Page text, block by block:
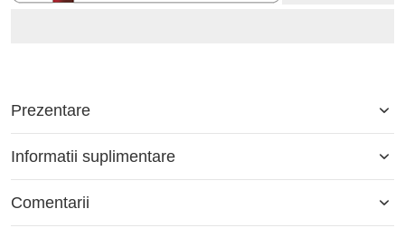
Prezentare
Informatii suplimentare
Comentarii